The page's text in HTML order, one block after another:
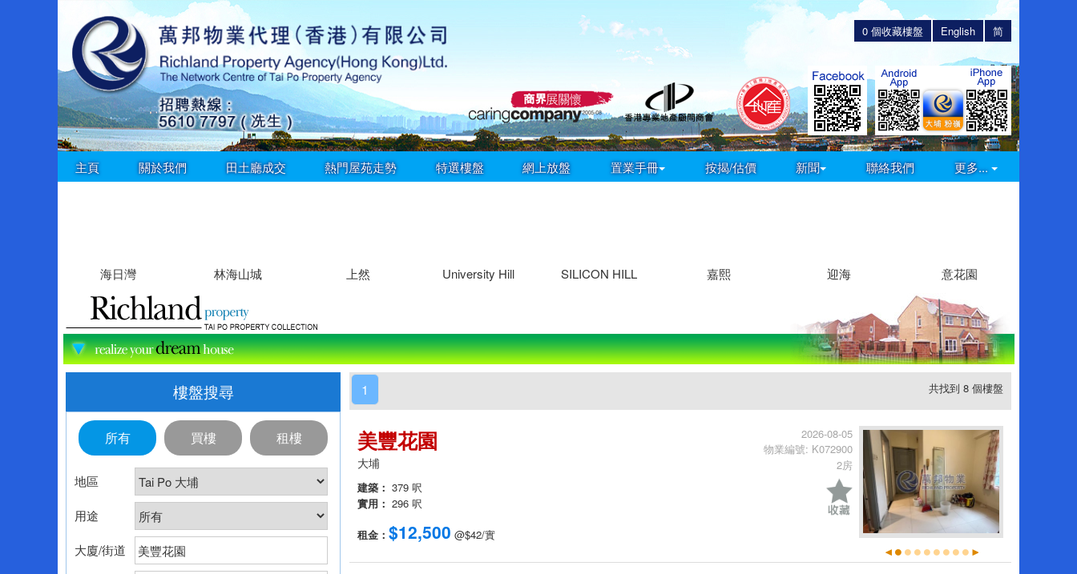
简
English
0 個收藏樓盤
主頁 關於我們 田土廳成交 熱門屋苑走勢 特選樓盤 網上放盤 置業手冊 按揭/估價 新聞 聯絡我們 更多...
海日灣 林海山城 上然 University Hill SILICON HILL 嘉熙 迎海 意花園
樓盤搜尋
所有 買樓 租樓
地區
用途
大廈/街道
1 共找到 8 個樓盤
美豐花園
大埔
建築： 379 呎
實用： 296 呎
租金： $12,500 @$42/實
2026-08-05
物業編號: K072900
2房